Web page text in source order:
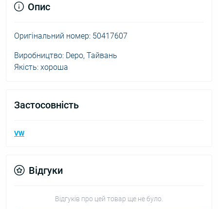
Опис
Оригінальний номер: 50417607
Виробництво: Depo, Тайвань
Якість: хороша
Застосовність
VW
Відгуки
Відгуків про цей товар ще не було.